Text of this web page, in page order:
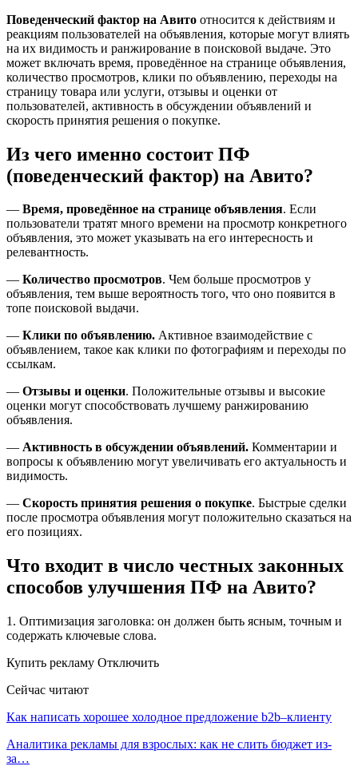
Поведенческий фактор на Авито относится к действиям и
реакциям пользователей на объявления, которые могут влиять
на их видимость и ранжирование в поисковой выдаче. Это
может включать время, проведённое на странице объявления,
количество просмотров, клики по объявлению, переходы на
страницу товара или услуги, отзывы и оценки от
пользователей, активность в обсуждении объявлений и
скорость принятия решения о покупке.
Из чего именно состоит ПФ
(поведенческий фактор) на Авито?
— Время, проведённое на странице объявления. Если
пользователи тратят много времени на просмотр конкретного
объявления, это может указывать на его интересность и
релевантность.
— Количество просмотров. Чем больше просмотров у
объявления, тем выше вероятность того, что оно появится в
топе поисковой выдачи.
— Клики по объявлению. Активное взаимодействие с
объявлением, такое как клики по фотографиям и переходы по
ссылкам.
— Отзывы и оценки. Положительные отзывы и высокие
оценки могут способствовать лучшему ранжированию
объявления.
— Активность в обсуждении объявлений. Комментарии и
вопросы к объявлению могут увеличивать его актуальность и
видимость.
— Скорость принятия решения о покупке. Быстрые сделки
после просмотра объявления могут положительно сказаться на
его позициях.
Что входит в число честных законных
способов улучшения ПФ на Авито?
1. Оптимизация заголовка: он должен быть ясным, точным и
содержать ключевые слова.
Купить рекламу Отключить
Сейчас читают
Как написать хорошее холодное предложение b2b–клиенту
Аналитика рекламы для взрослых: как не слить бюджет из-
за…